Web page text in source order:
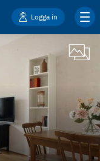
Logga in